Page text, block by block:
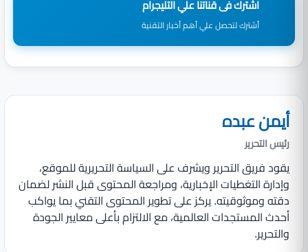
اشترك فى قناتنا علي التليجرام
أشترك لتحصل علي أهم أخبار التقنية
أيمن عبده
رئيس التحرير
يقود فريق التحرير ويشرف على السياسة التحريرية للموقع،
وإدارة التغطيات الإخبارية، ومراجعة المحتوى قبل النشر لضمان
دقته وموثوقيته. يركز على تطوير المحتوى التقني بما يواكب
أحدث المستجدات العالمية، مع الالتزام بأعلى معايير الجودة
والتحرير.